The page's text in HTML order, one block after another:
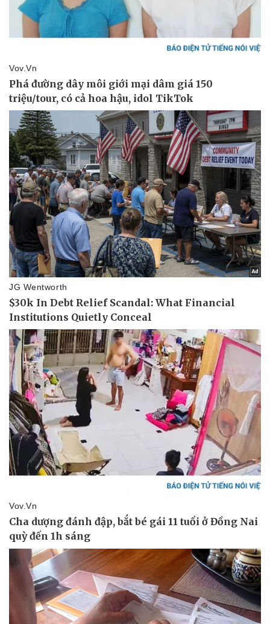
Thể thao
Bóng đá
Lịch thi đấu bóng đá
Thế giới thể thao
eSports
Hậu trường
Ô tô - Xe máy
Ô tô
Xe máy